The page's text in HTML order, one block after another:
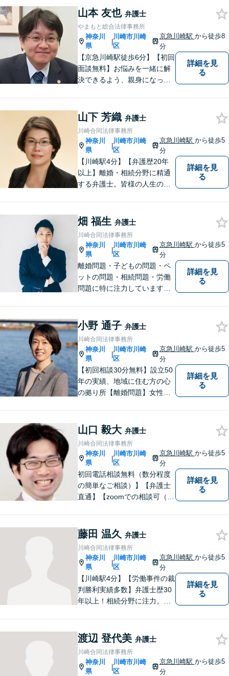
いく」ことがモットーです。
どんな事案でも、依頼者様の
状況をしっかり把握し、ご希
望される解決へと尽力しま
す。
山本 友也 弁護士
やまもと総合法律事務所
神奈川
県
|
川崎市川崎
区
京急川崎駅 から徒歩8
分
【京急川崎駅徒歩6分】【初回
面談無料】お悩みを一緒に解
決できるよう、親身になっ
事故／相続／離婚／労働／債
務整理／刑事事件／企業法務
など、幅広く対応。【当日／
夜間／休日対応可能】お気軽
にご相談下さい。
詳細を見
る
山下 芳織 弁護士
川崎合同法律事務所
神奈川
県
|
川崎市川崎
区
京急川崎駅 から徒歩5
分
【川崎駅4分】【弁護歴20年
以上】離婚・相続分野に精通
する弁護士。皆様の人生の大
導けるよう尽力しています。
ご希望やご不安な点はお気軽
にご相談ください。【初回無
料相談】
詳細を見
る
畑 福生 弁護士
川崎合同法律事務所
神奈川
県
|
川崎市川崎
区
京急川崎駅 から徒歩5
分
離婚問題・子どもの問題・ペ
ットの問題・相続問題・労働
問題に特に注力しています。
詳細を見
る
小野 通子 弁護士
川崎合同法律事務所
神奈川
県
|
川崎市川崎
区
京急川崎駅 から徒歩5
分
【初回相談30分無料】設立50
年の実績、地域に住む方の心
の拠り所【離婚問題】女性弁
イスを【労働問題】労働者側
に特化 精神的なケアも視野
に入れて、真摯に対応します
【京急川崎駅4分】【休日面談
OK】
詳細を見
る
山口 毅大 弁護士
川崎合同法律事務所
神奈川
県
|
川崎市川崎
区
京急川崎駅 から徒歩5
分
初回電話相談無料（数分程度
の簡単なご相談）】【弁護士
直通】【zoomでの相談可（有
「街医者」のような弁護士
詳細を見
る
藤田 温久 弁護士
川崎合同法律事務所
神奈川
県
|
川崎市川崎
区
京急川崎駅 から徒歩5
分
【川崎駅4分】【労働事件の裁
判勝利実績多数】弁護士歴30
年以上！相続分野に注力。依
と情熱により実現してまいり
ます！お気軽にご相談を！
【初回相談無料】
詳細を見
る
渡辺 登代美 弁護士
川崎合同法律事務所
神奈川
県
|
川崎市川崎
区
京急川崎駅 から徒歩5
分